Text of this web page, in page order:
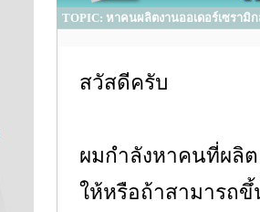
TOPIC: หาคนผลิตงานออเดอร์เซรามิก
สวัสดีครับ
ผมกำลังหาคนที่ผลิต
ให้หรือถ้าสามารถ